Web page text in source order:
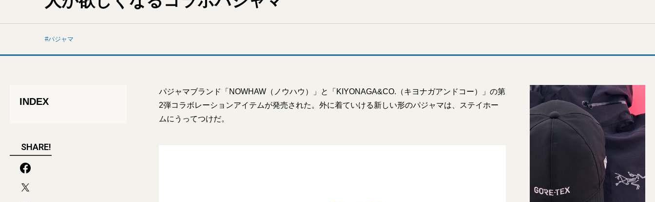
パジャマ
INDEX
SHARE!
パジャマブランド「NOWHAW（ノウハウ）」と「KIYONAGA&CO.（キヨナガアンドコー）」の第
2弾コラボレーションアイテムが発売された。外に着ていける新しい形のパジャマは、ステイホー
ムにうってつけだ。